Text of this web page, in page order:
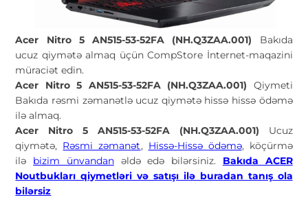
Acer Nitro 5 AN515-53-52FA (NH.Q3ZAA.001)
Bakıda
ucuz qiymətə almaq üçün CompStore İnternet-maqazini
müraciət edin.
Acer Nitro 5 AN515-53-52FA (NH.Q3ZAA.001) Qiymeti
Bakıda rəsmi zəmanətlə ucuz qiymətə hissə hissə ödəmə
ilə almaq.
Acer Nitro 5 AN515-53-52FA (NH.Q3ZAA.001) Ucuz
qiymətə, Rəsmi zəmanət, Hissə-Hissə ödəmə, köçürmə
ilə bizim ünvandanəldə edə bilərsiniz. Bakıda ACER
Noutbukları qiymetləri və satışı ilə buradan tanış ola
bilərsiz